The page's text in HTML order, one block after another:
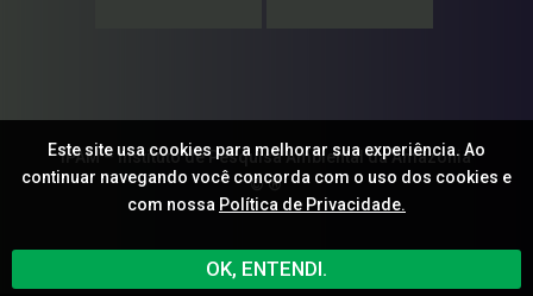
IPAM – Instituto de Pesquisa Ambiental da Amazônia
© ®
Este site usa cookies para melhorar sua experiência. Ao
continuar navegando você concorda com o uso dos cookies e
com nossa Política de Privacidade.
OK, ENTENDI.